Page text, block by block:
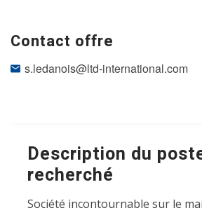
Contact offre
s.ledanois@ltd-international.com
Description du
recherché
Société incontournable sur le